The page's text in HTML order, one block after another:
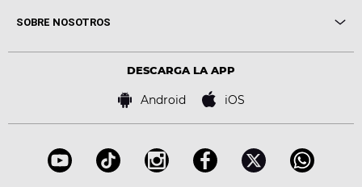
Locutores Europa FM
Cine y Televisión
Virales
SOBRE NOSOTROS
Bases de concursos
DESCARGA LA APP
Android iOS